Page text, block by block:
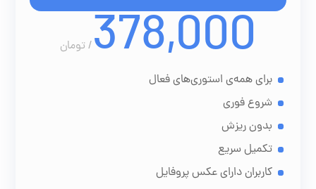
378,000
/ تومان
برای همه‌ی استوری‌های فعال
شروع فوری
بدون ریزش
تکمیل سریع
کاربران دارای عکس پروفایل